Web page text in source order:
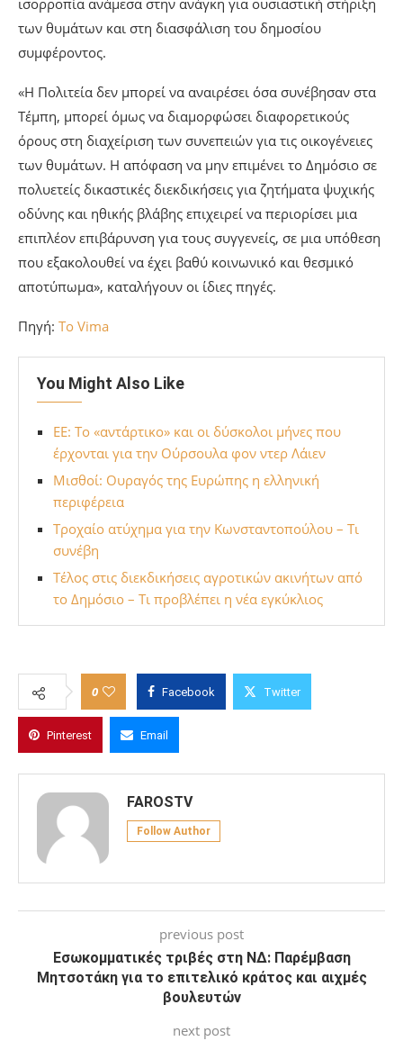
ισορροπία ανάμεσα στην ανάγκη για ουσιαστική στήριξη
των θυμάτων και στη διασφάλιση του δημοσίου
συμφέροντος.
«Η Πολιτεία δεν μπορεί να αναιρέσει όσα συνέβησαν στα
Τέμπη, μπορεί όμως να διαμορφώσει διαφορετικούς
όρους στη διαχείριση των συνεπειών για τις οικογένειες
των θυμάτων. Η απόφαση να μην επιμένει το Δημόσιο σε
πολυετείς δικαστικές διεκδικήσεις για ζητήματα ψυχικής
οδύνης και ηθικής βλάβης επιχειρεί να περιορίσει μια
επιπλέον επιβάρυνση για τους συγγενείς, σε μια υπόθεση
που εξακολουθεί να έχει βαθύ κοινωνικό και θεσμικό
αποτύπωμα», καταλήγουν οι ίδιες πηγές.
Πηγή: To Vima
You Might Also Like
ΕΕ: Το «αντάρτικο» και οι δύσκολοι μήνες που
έρχονται για την Ούρσουλα φον ντερ Λάιεν
Μισθοί: Ουραγός της Ευρώπης η ελληνική
περιφέρεια
Τροχαίο ατύχημα για την Κωνσταντοπούλου – Τι
συνέβη
Τέλος στις διεκδικήσεις αγροτικών ακινήτων από
το Δημόσιο – Τι προβλέπει η νέα εγκύκλιος
0 Facebook Twitter
Pinterest Email
FAROSTV
Follow Author
previous post
Εσωκομματικές τριβές στη ΝΔ: Παρέμβαση
Μητσοτάκη για το επιτελικό κράτος και αιχμές
βουλευτών
next post